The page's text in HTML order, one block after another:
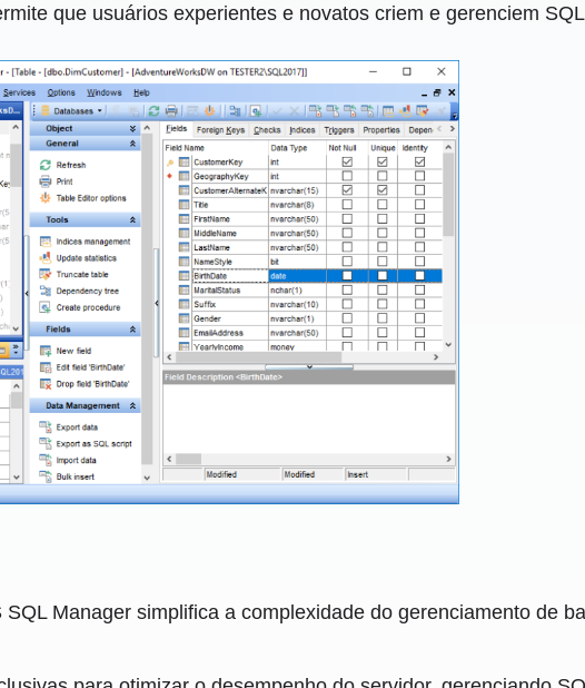
que usuários experientes e novatos criem e gerenciem
Manager simplifica a complexidade do gerenciamento de